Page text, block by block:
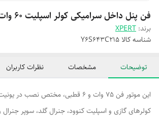
فن پنل داخل سرامیکی کولر اسپلیت 60 وات AUX
برند: XPERT
شناسه کالا Y6S643C215
توضیحات مشخصات نظرات کاربران
این موتور فن 75 وات و 6 قطبی، مختص نصب
کولرهای گازی و اسپلیت کنوود، جنرال گلد، سوپر